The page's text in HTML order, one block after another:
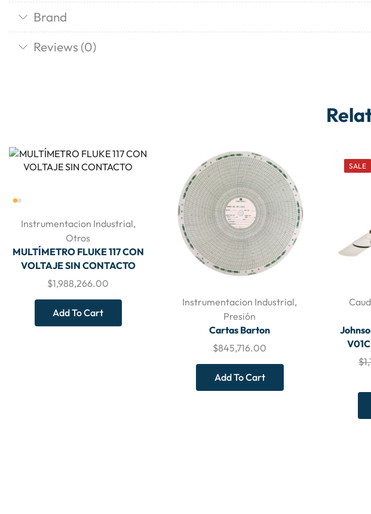
Brand
Reviews (0)
Instrumentacion Industrial,
Otros
MULTÍMETRO FLUKE 117 CON
VOLTAJE SIN CONTACTO
$1,988,266.00
Add To Cart
Instrumentacion Industrial,
Presión
Cartas Barton
$845,716.00
Add To Cart
SALE
$